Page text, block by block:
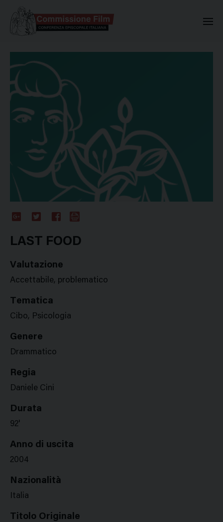
Plus
LAST FOOD
Valutazione
Accettabile, problematico
Tematica
Cibo, Psicologia
Genere
Drammatico
Regia
Daniele Cini
Durata
92'
Anno di uscita
2004
Nazionalità
Italia
Titolo Originale